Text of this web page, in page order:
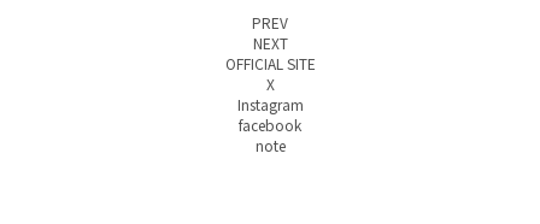
PREV
NEXT
OFFICIAL SITE
X
Instagram
facebook
note